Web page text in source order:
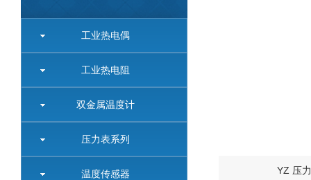
工业热电偶
工业热电阻
双金属温度计
压力表系列
温度传感器 YZ 压